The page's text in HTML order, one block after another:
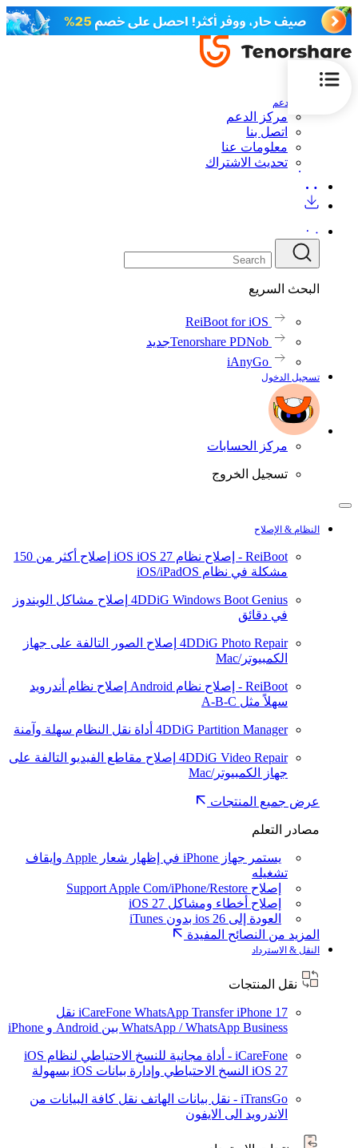
الدعم
مركز الدعم
اتصل بنا
معلومات عنا
تحديث الاشتراك
البحث السريع
ReiBoot for iOS
Tenorshare PDNobجديد
iAnyGo
تسجيل الدخول
مركز الحسابات
تسجيل الخروج
النظام & الإصلاح
ReiBoot - إصلاح نظام iOS iOS 27
إصلاح أكثر من 150
مشكلة في نظام iOS/iPadOS
4DDiG Windows Boot Genius إصلاح مشاكل الويندوز
في دقائق
4DDiG Photo Repair إصلاح الصور التالفة على جهاز
الكمبيوتر/Mac
ReiBoot - إصلاح نظام Android
إصلاح نظام أندرويد
سهلاً مثل A-B-C
4DDiG Partition Manager أداة نقل النظام سهلة وآمنة
4DDiG Video Repair إصلاح مقاطع الفيديو التالفة على
جهاز الكمبيوتر/Mac
عرض جميع المنتجات
مصادر التعلم
يستمر جهاز iPhone في إظهار شعار Apple وإيقاف
تشغيله
إصلاح Support Apple Com/iPhone/Restore
إصلاح أخطاء ومشاكل iOS 27
العودة إلى ios 26 بدون iTunes
المزيد من النصائح المفيدة
النقل & الاسترداد
نقل المنتجات
iCareFone WhatsApp TransferiPhone 17
نقل
WhatsApp / WhatsApp Business بين Android و iPhone
iCareFone - أداة مجانية للنسخ الاحتياطي لنظام iOS
iOS 27 النسخ الاحتياطي وإدارة بيانات iOS بسهولة
iTransGo - نقل بيانات الهاتف
نقل كافة البيانات من
الاندرويد الى الايفون